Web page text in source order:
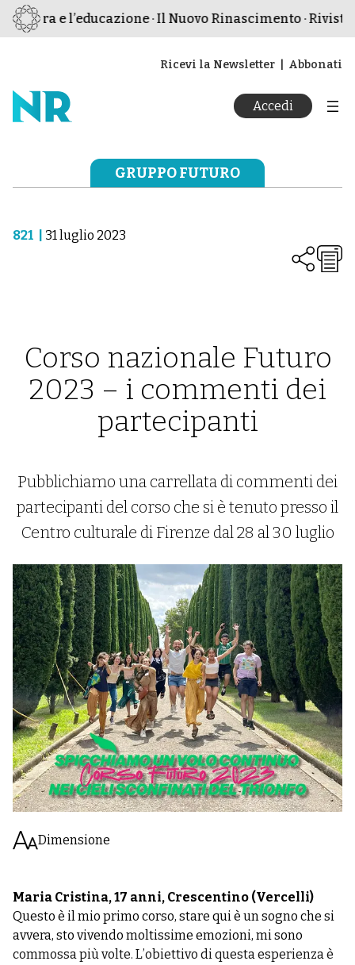
e l’educazione · Il Nuovo Rinascimento ·
Ricevi la Newsletter Abbonati
Accedi
GRUPPO FUTURO
821 31 luglio 2023
Corso nazionale Futuro
2023 – i commenti dei
partecipanti
Pubblichiamo una carrellata di commenti dei
partecipanti del corso che si è tenuto presso il
Centro culturale di Firenze dal 28 al 30 luglio
Dimensione
Maria Cristina, 17 anni, Crescentino (Vercelli)
Questo è il mio primo corso, stare qui è un sogno che si
avvera, sto vivendo moltissime emozioni, mi sono
commossa più volte. L’obiettivo di questa esperienza è